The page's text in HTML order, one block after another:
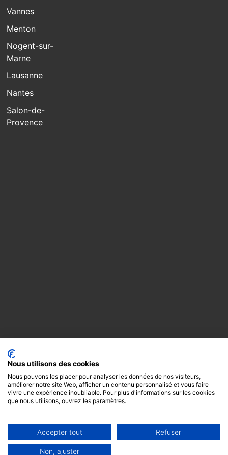
Vannes
Menton
Nogent-sur-
Marne
Lausanne
Nantes
Salon-de-
Provence
Copyright
© 2024 -
GODOT &
Mentions
Nous utilisons des cookies
Nous pouvons les placer pour analyser les données de nos visiteurs,
améliorer notre site Web, afficher un contenu personnalisé et vous faire
vivre une expérience inoubliable. Pour plus d'informations sur les cookies
que nous utilisons, ouvrez les paramètres.
Accepter tout Refuser
Non, ajuster